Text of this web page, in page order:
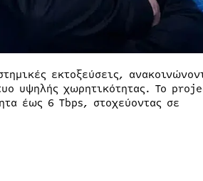
εκτοξεύσεις,
υψηλής χωρητικότητας. Το
έως 6 Tbps, στοχεύοντας σε